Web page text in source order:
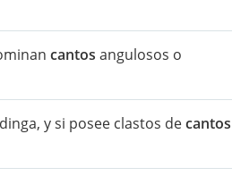
cantos angulosos o
y si posee clastos decantos